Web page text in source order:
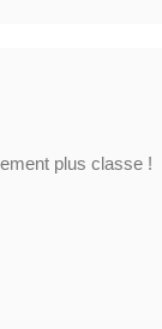
plus classe !